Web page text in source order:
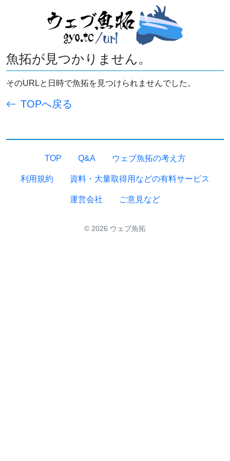
魚拓が見つかりません。
そのURLと日時で魚拓を見つけられませんでした。
TOPへ戻る
TOP Q&A ウェブ魚拓の考え方
利用規約 資料・大量取得用などの有料サービス
運営会社 ご意見など
© 2026 ウェブ魚拓